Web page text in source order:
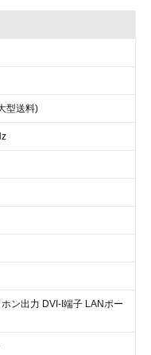
型送料)
ン出力 DVI-I端子 LANポー